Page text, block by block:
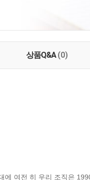
상품Q&A(0)
여전 히 우리 조직은